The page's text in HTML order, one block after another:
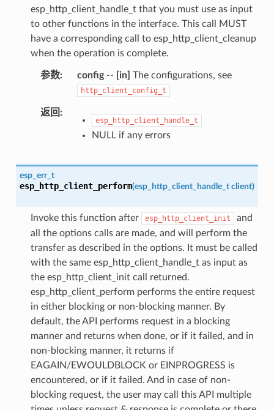
esp_http_client_handle_t that you must use as input
to other functions in the interface. This call MUST
have a corresponding call to esp_http_client_cleanup
when the operation is complete.
参数 config-- [in] The configurations, see
http_client_config_t
返回
esp_http_client_handle_t
NULL if any errors
esp_err_t
esp_http_client_perform(esp_http_client_handle_t client)
Invoke this function after esp_http_client_init
and
all the options calls are made, and will perform the
transfer as described in the options. It must be called
with the same esp_http_client_handle_t as input as
the esp_http_client_init call returned.
esp_http_client_perform performs the entire request
in either blocking or non-blocking manner. By
default, the API performs request in a blocking
manner and returns when done, or if it failed, and in
non-blocking manner, it returns if
EAGAIN/EWOULDBLOCK or EINPROGRESS is
encountered, or if it failed. And in case of non-
blocking request, the user may call this API multiple